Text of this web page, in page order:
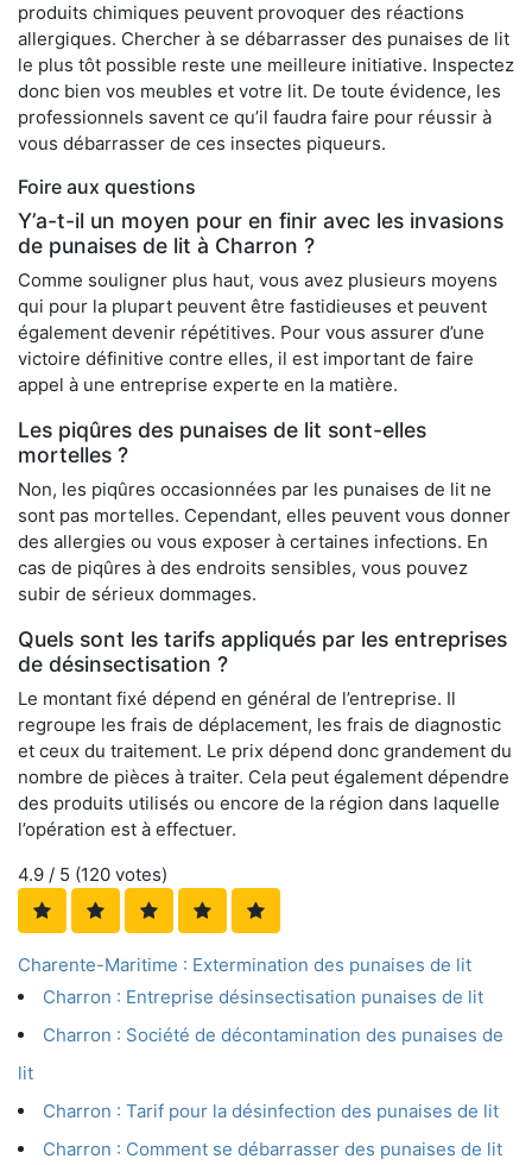
produits chimiques peuvent provoquer des réactions
allergiques. Chercher à se débarrasser des punaises de lit
le plus tôt possible reste une meilleure initiative. Inspectez
donc bien vos meubles et votre lit. De toute évidence, les
professionnels savent ce qu’il faudra faire pour réussir à
vous débarrasser de ces insectes piqueurs.
Foire aux questions
Y’a-t-il un moyen pour en finir avec les invasions
de punaises de lit à Charron ?
Comme souligner plus haut, vous avez plusieurs moyens
qui pour la plupart peuvent être fastidieuses et peuvent
également devenir répétitives. Pour vous assurer d’une
victoire définitive contre elles, il est important de faire
appel à une entreprise experte en la matière.
Les piqûres des punaises de lit sont-elles
mortelles ?
Non, les piqûres occasionnées par les punaises de lit ne
sont pas mortelles. Cependant, elles peuvent vous donner
des allergies ou vous exposer à certaines infections. En
cas de piqûres à des endroits sensibles, vous pouvez
subir de sérieux dommages.
Quels sont les tarifs appliqués par les entreprises
de désinsectisation ?
Le montant fixé dépend en général de l’entreprise. Il
regroupe les frais de déplacement, les frais de diagnostic
et ceux du traitement. Le prix dépend donc grandement du
nombre de pièces à traiter. Cela peut également dépendre
des produits utilisés ou encore de la région dans laquelle
l’opération est à effectuer.
4.9 / 5 (120 votes)
Charente-Maritime : Extermination des punaises de lit
Charron : Entreprise désinsectisation punaises de lit
Charron : Société de décontamination des punaises de
lit
Charron : Tarif pour la désinfection des punaises de lit
Charron : Comment se débarrasser des punaises de lit